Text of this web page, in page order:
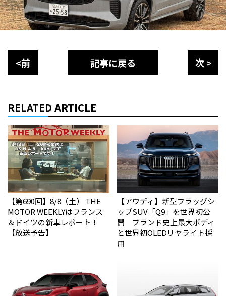
<前 記事に戻る 次 >
RELATED ARTICLE
【第690回】8/8（土） THE
MOTOR WEEKLYはフランス
＆ドイツの新車レポート！
【放送予告】
【アウディ】新型フラッグシ
ップSUV「Q9」を世界初公
開 ブランド史上最大ボディ
と世界初OLEDリヤライト採
用